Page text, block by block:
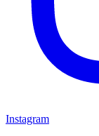
Instagram